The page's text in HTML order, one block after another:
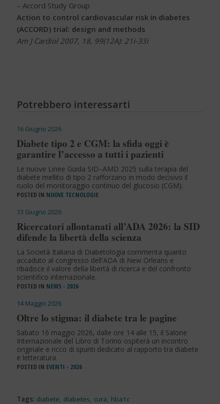
– Accord Study Group
Action to control cardiovascular risk in diabetes
(ACCORD) trial: design and methods
Am J Cardiol 2007, 18, 99(12A): 21i-33i
Potrebbero interessarti
16 Giugno 2026
Diabete tipo 2 e CGM: la sfida oggi è
garantire l’accesso a tutti i pazienti
Le nuove Linee Guida SID–AMD 2025 sulla terapia del
diabete mellito di tipo 2 rafforzano in modo decisivo il
ruolo del monitoraggio continuo del glucosio (CGM).
POSTED IN NUOVE TECNOLOGIE
13 Giugno 2026
Ricercatori allontanati all’ADA 2026: la SID
difende la libertà della scienza
La Società Italiana di Diabetologia commenta quanto
accaduto al congresso dell'ADA di New Orleans e
ribadisce il valore della libertà di ricerca e del confronto
scientifico internazionale.
POSTED IN NEWS - 2026
14 Maggio 2026
Oltre lo stigma: il diabete tra le pagine
Sabato 16 maggio 2026, dalle ore 14 alle 15, il Salone
Internazionale del Libro di Torino ospiterà un incontro
originale e ricco di spunti dedicato al rapporto tra diabete
e letteratura.
POSTED IN EVENTI - 2026
Tags: diabete, diabetes, cura, hba1c